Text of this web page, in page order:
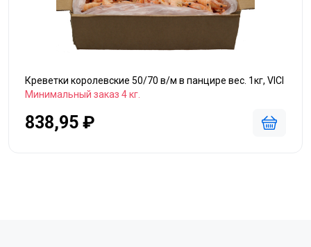
Креветки королевские 50/70 в/м в панцире вес. 1кг, VICI
Минимальный заказ 4 кг.
838,95 ₽